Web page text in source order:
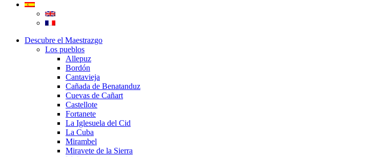
Descubre el Maestrazgo
Los pueblos
Allepuz
Bordón
Cantavieja
Cañada de Benatanduz
Cuevas de Cañart
Castellote
Fortanete
La Iglesuela del Cid
La Cuba
Mirambel
Miravete de la Sierra